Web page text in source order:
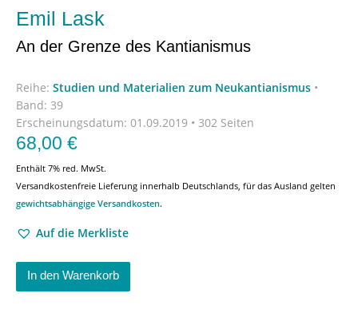
Emil Lask
An der Grenze des Kantianismus
Reihe: Studien und Materialien zum Neukantianismus •
Band: 39
Erscheinungsdatum: 01.09.2019 • 302 Seiten
68,00 €
Enthält 7% red. MwSt.
Versandkostenfreie Lieferung innerhalb Deutschlands, für das Ausland gelten
gewichtsabhängige Versandkosten.
Auf die Merkliste
In den Warenkorb